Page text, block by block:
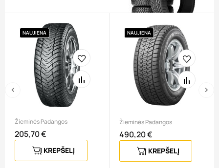
NAUJIENA
Žieminės Padangos
Kaina
205,70 €
Į KREPŠELĮ
NAUJIENA
Žieminės Padangos
Kaina
490,20 €
Į KREPŠELĮ